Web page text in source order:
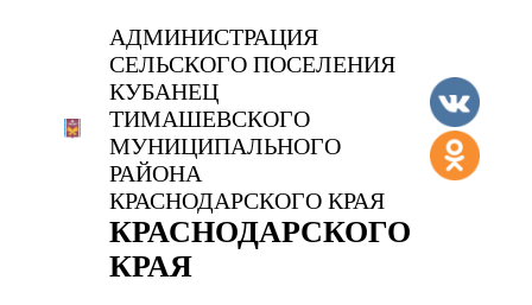
АДМИНИСТРАЦИЯ
СЕЛЬСКОГО ПОСЕЛЕНИЯ
КУБАНЕЦ
ТИМАШЕВСКОГО
МУНИЦИПАЛЬНОГО
РАЙОНА
КРАСНОДАРСКОГО КРАЯ
КРАСНОДАРСКОГО
КРАЯ